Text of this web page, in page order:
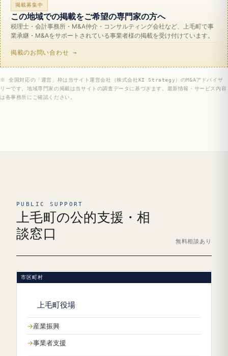
掲載募集中
この地域での掲載をご希望の専門家の方へ
税理士・会計事務所・M&A仲介・コンサルティング会社など、上毛町で事
業承継・M&Aをサポートされている事業者様の掲載を受け付けています。
掲載のお問い合わせ →
※ 全国対応の「運営」枠は当サイト運営会社（株式会社KI Strategy）のM&Aアドバイザ
リーです。地域専門家の掲載は当サイトの調査データに基づきます。最新情報・サービス内容
は各事務所にご確認ください。
PUBLIC SUPPORT
上毛町の公的支援・相
談窓口
無料相談あり
市区町村
上毛町役場
産業振興
事業者支援